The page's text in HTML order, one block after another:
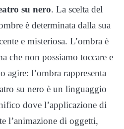
su nero. La scelta del
è determinata dalla sua
e misteriosa. L’ombra è
che non possiamo toccare e
agire: l’ombra rappresenta
su nero è un linguaggio
dove l’applicazione di
l’animazione di oggetti,